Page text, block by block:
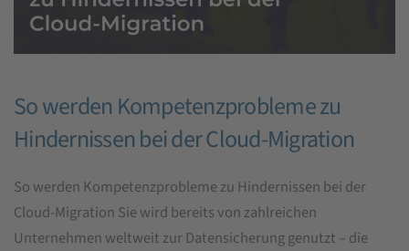
So werden Kompetenzprobleme zu
Hindernissen bei der Cloud-Migration
So werden Kompetenzprobleme zu Hindernissen bei der
Cloud-Migration Sie wird bereits von zahlreichen
Unternehmen weltweit zur Datensicherung genutzt – die